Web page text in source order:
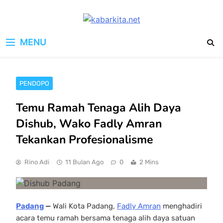
MENU
PENDOPO
Temu Ramah Tenaga Alih Daya
Dishub, Wako Fadly Amran
Tekankan Profesionalisme
Rino Adi 11 Bulan Ago 0 2 Mins
Padang — Wali Kota Padang, Fadly Amran menghadiri
acara temu ramah bersama tenaga alih daya satuan